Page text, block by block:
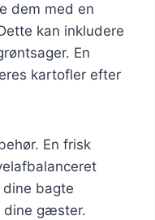
dem med en
kan inkludere
En
kartofler efter
En frisk
bagte
dine gæster.